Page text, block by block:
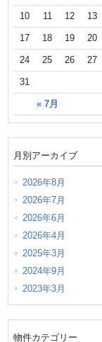
« 7月
10 11 12 13
17 18 19 20
24 25 26 27
31
月別アーカイブ
2026年8月
2026年7月
2026年6月
2026年4月
2025年3月
2024年9月
2023年3月
物件カテゴリー